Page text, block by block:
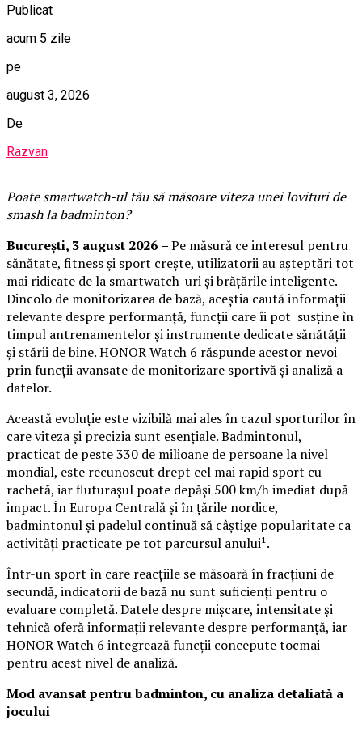
Publicat
acum 5 zile
pe
august 3, 2026
De
Razvan
Poate smartwatch-ul tăusă măsoare viteza unei lovituri de
smash la badminton?
București, 3 august 2026 –Pe măsură ce interesul pentru
sănătate, fitness și sport crește, utilizatorii au așteptări tot
mai ridicate de la smartwatch-uri și brățările inteligente.
Dincolo de monitorizarea de bază, aceștia caută informații
relevante despre performanță, funcții care îi pot susține în
timpul antrenamentelor și instrumente dedicate sănătății
și stării de bine. HONOR Watch 6 răspunde acestor nevoi
prin funcții avansate de monitorizare sportivă și analiză a
datelor.
Această evoluție este vizibilă mai ales în cazul sporturilor în
care viteza și precizia sunt esențiale. Badmintonul,
practicat de peste 330 de milioane de persoane la nivel
mondial, este recunoscut drept cel mai rapid sport cu
rachetă, iar fluturașul poate depăși 500 km/h imediat după
impact. În Europa Centrală și în țările nordice,
badmintonul și padelul continuă să câștige popularitate ca
activități practicate pe tot parcursul anului¹.
Într-un sport în care reacțiile se măsoară în fracțiuni de
secundă, indicatorii de bază nu sunt suficienți pentru o
evaluare completă. Datele despre mișcare, intensitate și
tehnică oferă informații relevante despre performanță, iar
HONOR Watch 6 integrează funcții concepute tocmai
pentru acest nivel de analiză.
Mod avansat pentru badminton, cu analiza detaliată a
jocului